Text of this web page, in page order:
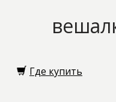
Где купить